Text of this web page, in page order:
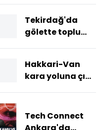
Kadıköyde
anıldı
Tekirdağ'da
gölette toplu
alındı
Hakkari-Van
kara yoluna çığ
Tech Connect